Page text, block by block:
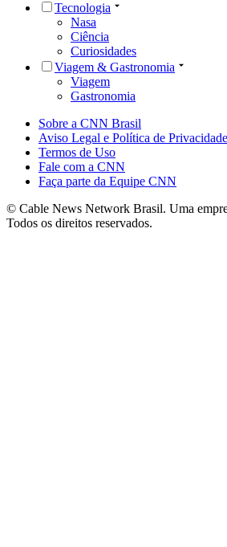
Tecnologia
Nasa
Ciência
Curiosidades
Viagem & Gastronomia
Viagem
Gastronomia
Sobre a CNN Brasil
Aviso Legal e Política de Privacidade
Termos de Uso
Fale com a CNN
Faça parte da Equipe CNN
© Cable News Network Brasil. Uma
Todos os direitos reservados.